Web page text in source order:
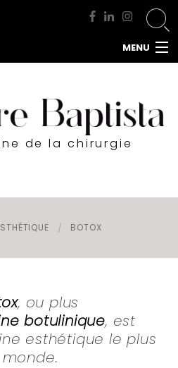
MENU
de la chirurgie
BOTOX
, ou plus
botulinique, est
esthétique le plus